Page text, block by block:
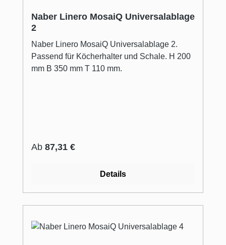
Naber Linero MosaiQ Universalablage
2
Naber Linero MosaiQ Universalablage 2.
Passend für Köcherhalter und Schale. H 200
mm B 350 mm T 110 mm.
Regulärer Preis:
Ab 87,31 €
Details